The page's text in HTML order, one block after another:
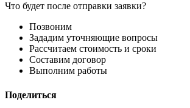
Что будет после отправки заявки?
Позвоним
Зададим уточняющие вопросы
Рассчитаем стоимость и сроки
Составим договор
Выполним работы
Поделиться